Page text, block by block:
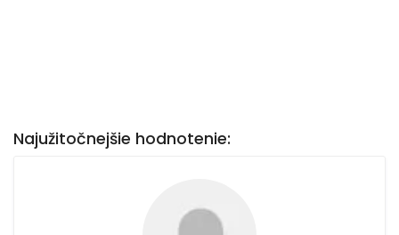
Najužitočnejšie hodnotenie: